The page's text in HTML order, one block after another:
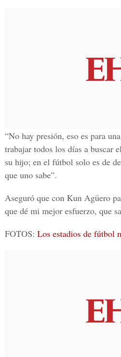
“No hay presión, eso es para
trabajar todos los días a buscar
su hijo; en el fútbol solo es de
que uno sabe”.
Aseguró que con Kun Agüero
que dé mi mejor esfuerzo, que
FOTOS: Los estadios de fútbol